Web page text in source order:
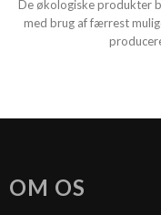
De økologiske produkter
med brug af færrest
OM OS